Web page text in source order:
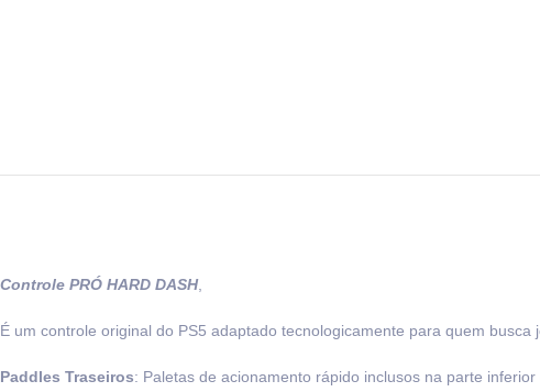
Controle PRÓ HARD DASH,
É um controle original do PS5 adaptado tecnologicamente para quem
Paddles Traseiros: Paletas de acionamento rápido inclusos na parte